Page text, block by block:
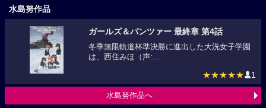
水島努作品
ガールズ＆パンツァー 最終章 第4話
冬季無限軌道杯準決勝に進出した大洗女子学園
は、西住みほ（声:...
★★★★★ 1
水島努作品へ